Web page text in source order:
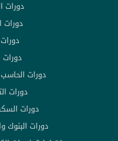
دورات
دورات
دورات
دورات
دورات
دورات البنوك